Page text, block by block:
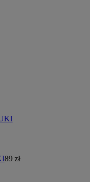
89 zł